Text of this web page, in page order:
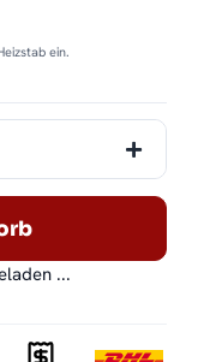
ein.
...